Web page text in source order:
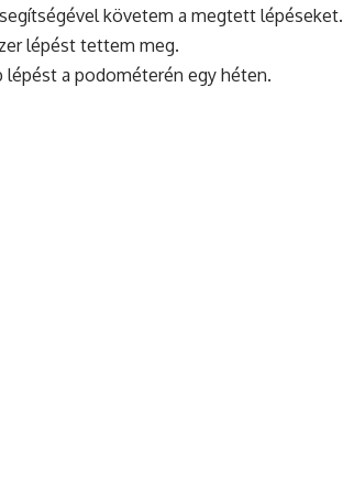
követem a megtett lépéseket.
lépést tettem meg.
a podométerén egy héten.